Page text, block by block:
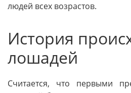
людей всех возрастов.
История
лошадей
Считается, что первыми